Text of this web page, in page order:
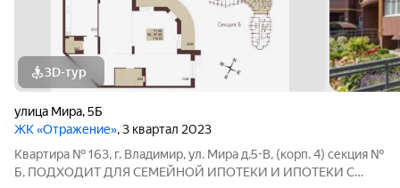
3D-тур
улица Мира,5Б
ЖК «Отражение», 3 квартал 2023
Квартира № 163, г. Владимир, ул. Мира д.5-В, (корп. 4) секция №
Б, ПОДХОДИТ ДЛЯ СЕМЕЙНОЙ ИПОТЕКИ И ИПОТЕКИ С